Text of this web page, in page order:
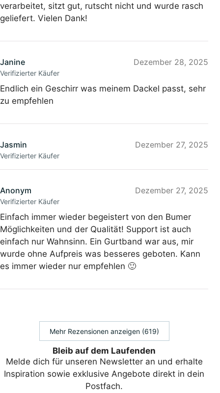
verarbeitet, sitzt gut, rutscht nicht und wurde rasch
geliefert. Vielen Dank!
Janine
Verifizierter Käufer
Dezember 28, 2025
Endlich ein Geschirr was meinem Dackel passt, sehr
zu empfehlen
Jasmin
Verifizierter Käufer
Dezember 27, 2025
Anonym
Verifizierter Käufer
Dezember 27, 2025
Einfach immer wieder begeistert von den Bumer
Möglichkeiten und der Qualität! Support ist auch
einfach nur Wahnsinn. Ein Gurtband war aus, mir
wurde ohne Aufpreis was besseres geboten. Kann
es immer wieder nur empfehlen 🙂
Mehr Rezensionen anzeigen (619)
Bleib auf dem Laufenden
Melde dich für unseren Newsletter an und erhalte
Inspiration sowie exklusive Angebote direkt in dein
Postfach.